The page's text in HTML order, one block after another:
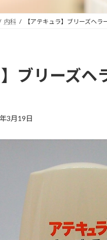
内科 【アテキュラ】ブリーズヘ
】ブリーズ
3月19日